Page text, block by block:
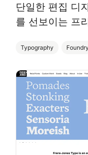
단일한 편집 디
를 선보이는 프
Typography Foundry